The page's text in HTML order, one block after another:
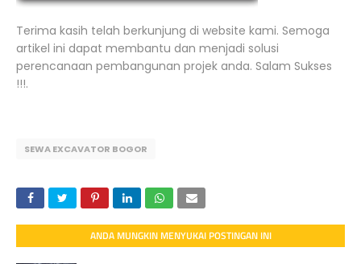
Terima kasih telah berkunjung di website kami. Semoga
artikel ini dapat membantu dan menjadi solusi
perencanaan pembangunan projek anda. Salam Sukses
!!!.
SEWA EXCAVATOR BOGOR
ANDA MUNGKIN MENYUKAI POSTINGAN INI